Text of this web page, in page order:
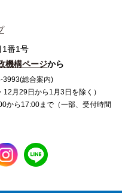
1番1号
機構ページから
3993(総合案内)
月29日から1月3日を除く）
から17:00まで（一部、受付時間